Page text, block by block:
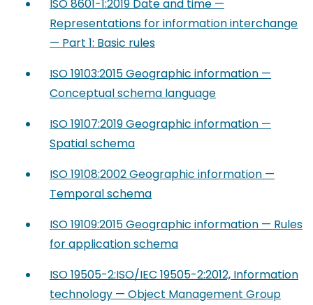
ISO 8601-1:2019 Date and time —
Representations for information interchange
— Part 1: Basic rules
ISO 19103:2015 Geographic information —
Conceptual schema language
ISO 19107:2019 Geographic information —
Spatial schema
ISO 19108:2002 Geographic information —
Temporal schema
ISO 19109:2015 Geographic information — Rules
for application schema
ISO 19505-2:ISO/IEC 19505-2:2012, Information
technology — Object Management Group